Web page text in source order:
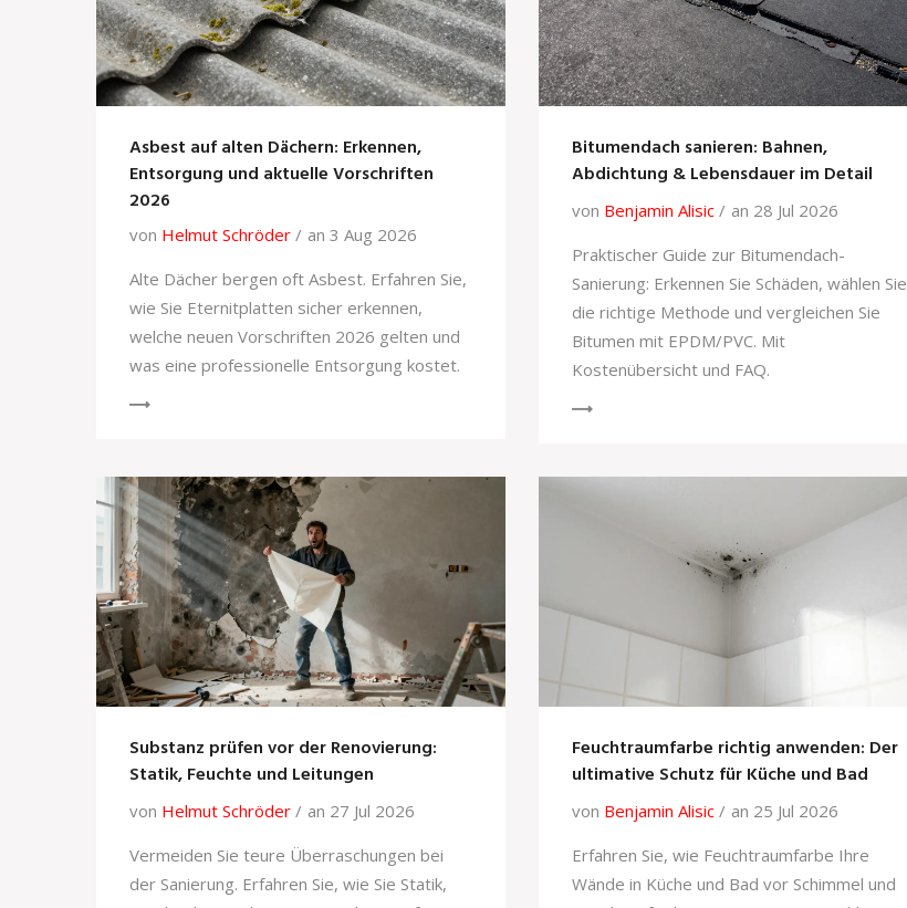
Asbest auf alten Dächern: Erkennen,
Entsorgung und aktuelle Vorschriften
2026
von Helmut Schröder
an 3 Aug 2026
Alte Dächer bergen oft Asbest. Erfahren Sie,
wie Sie Eternitplatten sicher erkennen,
welche neuen Vorschriften 2026 gelten und
was eine professionelle Entsorgung kostet.
Bitumendach sanieren: Bahnen,
Abdichtung & Lebensdauer im Detail
von Benjamin Alisic
an 28 Jul 2026
Praktischer Guide zur Bitumendach-
Sanierung: Erkennen Sie Schäden, wählen Sie
die richtige Methode und vergleichen Sie
Bitumen mit EPDM/PVC. Mit
Kostenübersicht und FAQ.
Substanz prüfen vor der Renovierung:
Statik, Feuchte und Leitungen
von Helmut Schröder
an 27 Jul 2026
Vermeiden Sie teure Überraschungen bei
der Sanierung. Erfahren Sie, wie Sie Statik,
Feuchtraumfarbe richtig anwenden: Der
ultimative Schutz für Küche und Bad
von Benjamin Alisic
an 25 Jul 2026
Erfahren Sie, wie Feuchtraumfarbe Ihre
Wände in Küche und Bad vor Schimmel und